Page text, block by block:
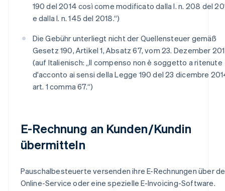
190 del 2014 così come modificato dalla l. n. 208 del
e dalla l. n. 145 del 2018.“)
Die Gebühr unterliegt nicht der Quellensteuer gemäß
Gesetz 190, Artikel 1, Absatz 67, vom 23. Dezember
(auf Italienisch: „Il compenso non è soggetto a ritenute
d'acconto ai sensi della Legge 190 del 23 dicembre
art. 1 comma 67.“)
E-Rechnung an Kunden/Kundin
übermitteln
Pauschalbesteuerte versenden ihre E-Rechnungen über
Online-Service oder eine spezielle E-Invoicing-Software.